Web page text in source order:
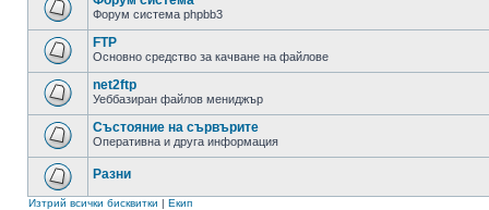
Форум система phpbb3
FTP
Основно средство за качване на файлове
net2ftp
Уеббазиран файлов мениджър
Състояние на сървърите
Оперативна и друга информация
Разни
Изтрий всички бисквитки | Екип